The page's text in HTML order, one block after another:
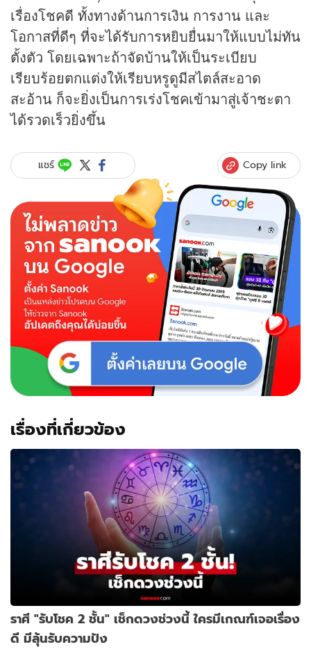
เรื่องโชคดี ทั้งทางด้านการเงิน การงาน และ
โอกาสที่ดีๆ ที่จะได้รับการหยิบยื่นมาให้แบบไม่ทัน
ตั้งตัว โดยเฉพาะถ้าจัดบ้านให้เป็นระเบียบ
เรียบร้อยตกแต่งให้เรียบหรูดูมีสไตล์สะอาด
สะอ้าน ก็จะยิ่งเป็นการเร่งโชคเข้ามาสู่เจ้าชะตา
ได้รวดเร็วยิ่งขึ้น
แชร์ Copy link
เรื่องที่เกี่ยวข้อง
ราศี "รับโชค 2 ชั้น" เช็กดวงช่วงนี้ ใครมีเกณฑ์เจอเรื่อง
ดี มีลุ้นรับความปัง